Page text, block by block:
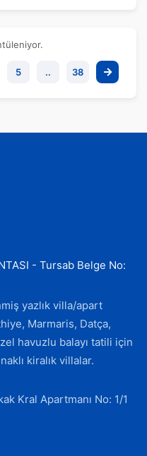
5 .. 38
- Tursab Belge No:
yazlık villa/apart
Marmaris, Datça,
havuzlu balayı tatili için
kiralık villalar.
Kral Apartmanı No: 1/1